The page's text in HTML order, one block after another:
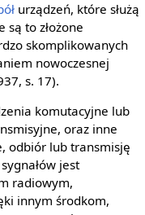
urządzeń, które służą
są to złożone
skomplikowanych
nowoczesnej
s. 17).
komutacyjne lub
oraz inne
odbiór lub transmisję
jest
radiowym,
innym środkom,